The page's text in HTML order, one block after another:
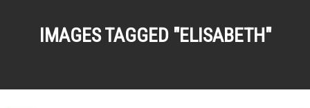
IMAGES TAGGED "ELISABETH"